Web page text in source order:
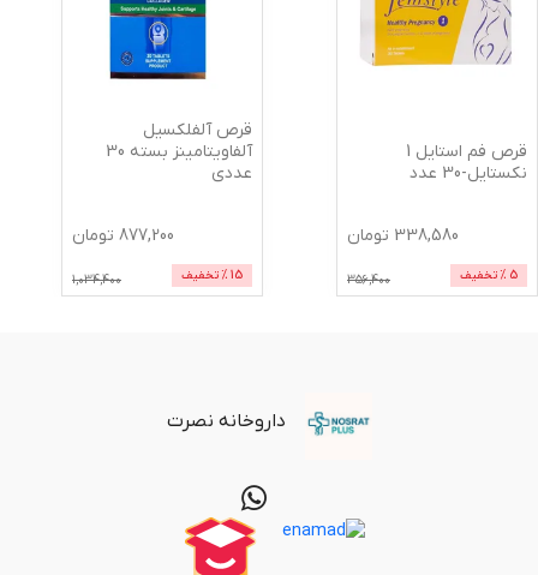
قرص فم استایل 1
نکستایل-30 عدد
338,580 تومان
5 % تخفیف 356,400
قرص آلفلکسیل
آلفاویتامینز بسته 30
عددی
877,200 تومان
15 % تخفیف 1,034,400
داروخانه نصرت